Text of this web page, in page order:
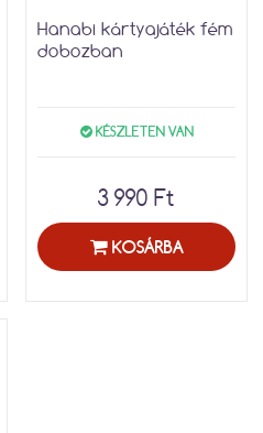
Hanabi kártyajáték fém
dobozban
KÉSZLETEN VAN
3 990 Ft
KOSÁRBA